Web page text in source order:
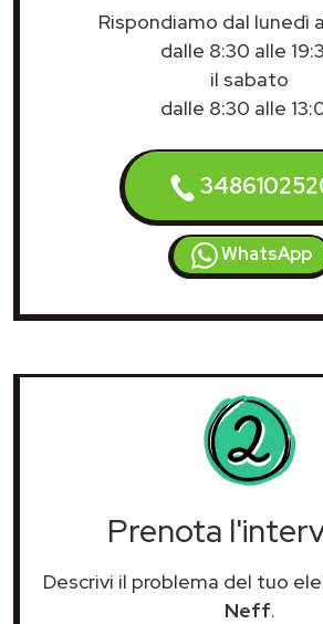
Rispondiamo dal lunedì
dalle 8:30 alle
il sabato
dalle 8:30 alle
WhatsApp
Prenota
Descrivi il problema del tuo
Neff.